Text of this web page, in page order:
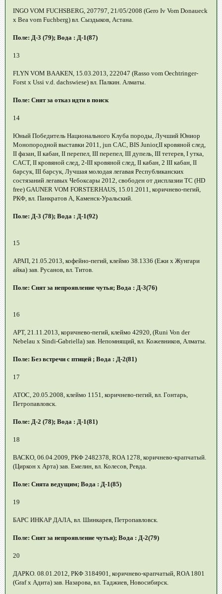
INGO VOM FUCHSBERG, 207797, 21/05/2008 (Gero Iv Vom Donaueck
x Bea vom Fuchberg) вл. Сыздыков, Астана.
Поле: Д-3 (79); Вода : Д-1(87)
13
FLYN VOM BAAKEN, 15.03.2013, 222047 (Rasso vom Oechtringer-
Forst x Ussi v.d. dachswiese) вл. Палкин. Алматы.
Поле: Снят за отказ идти в поиск
14
Юный Победитель Национального Клуба породы, Лучший Юниор
Монопородной выставки 2011, jun CAC, BIS Junior,II кровяной след,
II фазан, II кабан, II перепел, III перепел, III дупель, III тетерев, I утка,
СACT, II кровяной след, 2-III кровяной след, II кабан, 2 III кабан, II
барсук, III барсук, Лучшая молодая легавая Республиканских
состязаний легавых Чебоксары 2012, свободен от дисплазии ТС (HD
free) GAUNER VOM FORSTERHAUS, 15.01.2011, коричнево-пегий,
РКФ, вл. Панкратов А, Каменск-Уральский.
Поле: Д-3 (78); Вода : Д-1(92)
15
АРАП, 21.05.2013, кофейно-пегий, клеймо 38.1336 (Ежи х Жунгари
айка) зав. Русанов, вл. Титов.
Поле: Снят за непроявление чутья; Вода : Д-3(76)
16
АРТ, 21.11.2013, коричнево-пегий, клеймо 42920, (Runi Von der
Nebelau x Sindi-Gabriella) зав. Непомнящий, вл. Кожевников, Алматы.
Поле: Без встречи с птицей ; Вода : Д-2(81)
17
АТОС, 20.05.2008, клеймо 1151, коричнево-пегий, вл. Гонтарь,
Петропавловск.
Поле: Д-2 (78); Вода : Д-1(81)
18
ВАСКО, 06.04.2009, РКФ 2482378, ROA 1278, коричнево-крапчатый.
(Циркон х Арта) зав. Емелин, вл. Колесов, Ревда.
Поле: Снята ведущим; Вода : Д-1(85)
19
БАРС ИНКАР ДАЛА, вл. Шинкарев, Петропавловск.
Поле: Снят за непроявление чутья); Вода : Д-2(79)
20
ДАРКО. 08.01.2012, РКФ 3184901, коричнево-крапчатый, ROA 1801
(Graf х Адита) зав. Назарова, вл. Таджиев, Новосибирск.